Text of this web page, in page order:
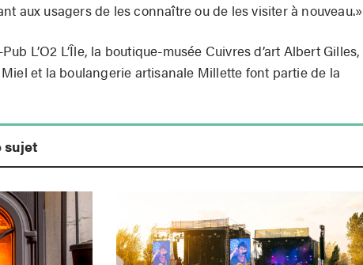
aux usagers de les connaître ou de les visiter à nouveau.»
L’O2 L’Île, la boutique-musée Cuivres d’art Albert Gilles,
et la boulangerie artisanale Millette font partie de la
sujet